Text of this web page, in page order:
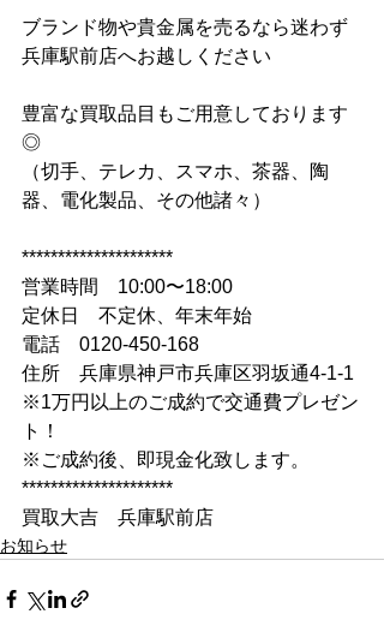
ブランド物や貴金属を売るなら迷わず
兵庫駅前店へお越しください
豊富な買取品目もご用意しております
◎
（切手、テレカ、スマホ、茶器、陶
器、電化製品、その他諸々）
*********************
営業時間　10:00〜18:00
定休日　不定休、年末年始
電話　0120-450-168
住所　兵庫県神戸市兵庫区羽坂通4-1-1
※1万円以上のご成約で交通費プレゼン
ト！
※ご成約後、即現金化致します。
*********************
買取大吉　兵庫駅前店
お知らせ